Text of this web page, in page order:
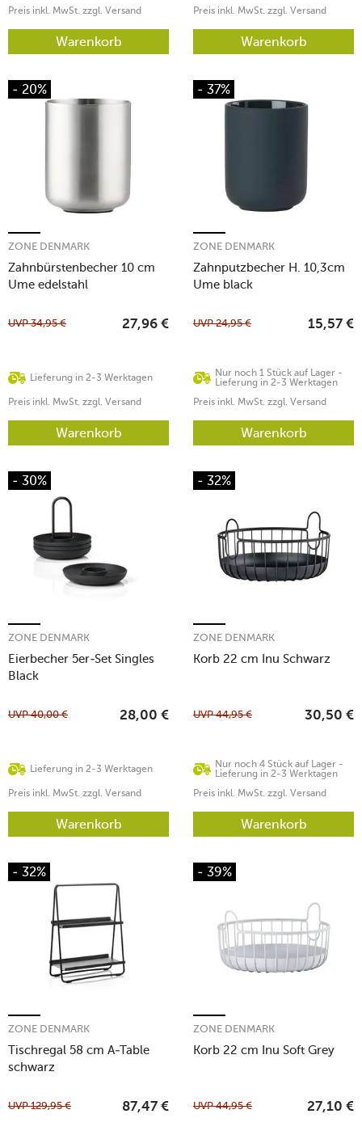
Preis inkl. MwSt. zzgl. Versand
Warenkorb
Preis inkl. MwSt. zzgl. Versand
Warenkorb
- 20%
Zahnbürstenbecher 10 cm
Ume edelstahl
ZONE DENMARK
Lieferung in 2-3 Werktagen
UVP34,95 € 27,96 €
Preis inkl. MwSt. zzgl. Versand
Warenkorb
- 37%
Zahnputzbecher H. 10,3cm
Ume black
ZONE DENMARK
Nur noch 1 Stück auf Lager -
Lieferung in 2-3 Werktagen
UVP24,95 € 15,57 €
Preis inkl. MwSt. zzgl. Versand
Warenkorb
- 30%
Eierbecher 5er-Set Singles
Black
ZONE DENMARK
Lieferung in 2-3 Werktagen
UVP40,00 € 28,00 €
Preis inkl. MwSt. zzgl. Versand
Warenkorb
- 32%
Korb 22 cm Inu Schwarz
ZONE DENMARK
Nur noch 4 Stück auf Lager -
Lieferung in 2-3 Werktagen
UVP44,95 € 30,50 €
Preis inkl. MwSt. zzgl. Versand
Warenkorb
- 32%
Tischregal 58 cm A-Table
schwarz
ZONE DENMARK
UVP129,95 € 87,47 €
- 39%
Korb 22 cm Inu Soft Grey
ZONE DENMARK
UVP44,95 € 27,10 €